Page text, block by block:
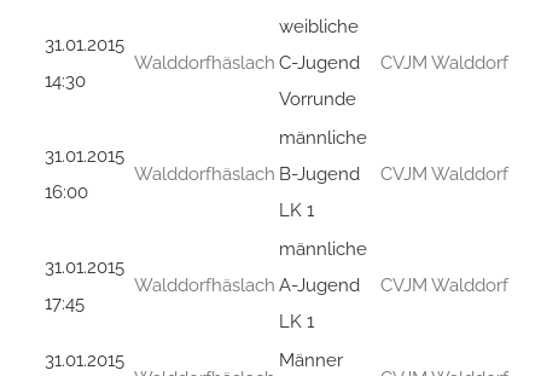
31.01.2015
14:30
Walddorfhäslach
weibliche
C-Jugend
Vorrunde
CVJM Walddorf
31.01.2015
16:00
Walddorfhäslach
männliche
B-Jugend
LK 1
CVJM Walddorf
31.01.2015
17:45
Walddorfhäslach
männliche
A-Jugend
LK 1
CVJM Walddorf
31.01.2015
Männer